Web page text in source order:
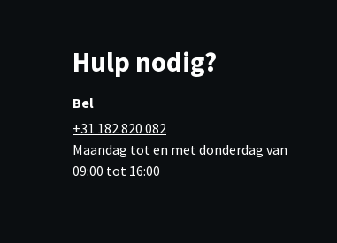
Hulp nodig?
Bel
+31 182 820 082
Maandag tot en met donderdag van
09:00 tot 16:00